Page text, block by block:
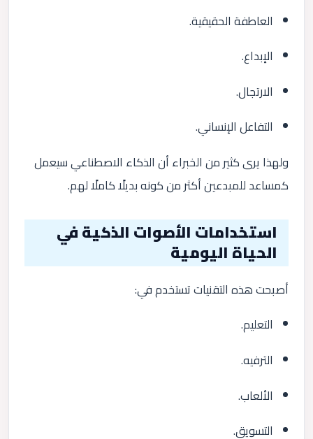
العاطفة الحقيقية.
الإبداع.
الارتجال.
التفاعل الإنساني.
ولهذا يرى كثير من الخبراء أن الذكاء الاصطناعي سيعمل
كمساعد للمبدعين أكثر من كونه بديلًا كاملًا لهم.
استخدامات الأصوات الذكية في
الحياة اليومية
أصبحت هذه التقنيات تستخدم في:
التعليم.
الترفيه.
الألعاب.
التسويق.